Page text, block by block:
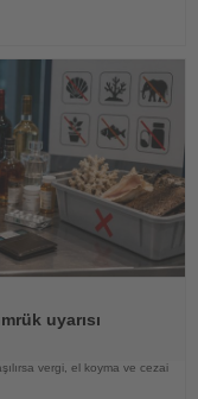
uyarısı
vergi, el koyma ve cezai